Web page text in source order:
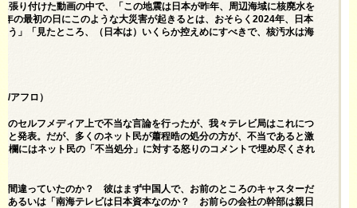
張り付けた動画の中で、「この地震は日本が昨年、周辺海域に核廃水を
の最初の日にこのような大災害が起きるとは、おそらく2024年、日本
う」「見たところ、（日本は）いくらか控えめにすべきで、核汚水は海
/アフロ）
のセルフメディア上で不当な言論を行ったが、我々テレビ局はこれにつ
と発表。だが、多くのネット民が蕭程晧の処分の方が、不当であると激
欄にはネット民の「不当処分」に対する怒りのコメントで埋め尽くされ
間違っていたのか？ 彼はまず中国人で、お前のところのキャスターだ
あるいは「南海テレビは日本資本なのか？ お前らの会社の幹部は親日